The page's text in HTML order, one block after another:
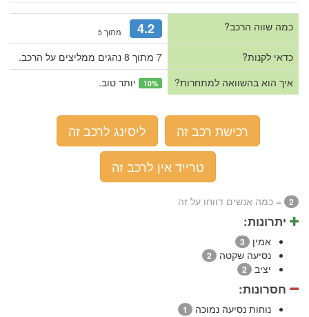
כמה שווה הרכב? 4.2 מתוך 5
כדאי לקנות?
7 מתוך 8 נהגים ממליצים על הרכב.
איך הוא בהשוואה למתחרות?
10% יותר טוב.
רכישת רכב זה
ליסינג לרכב זה
טרייד אין לרכב זה
2 = כמה אנשים דווחו על זה
יתרונות:
אמין 3
נסיעה שקטה 2
יציב 2
חסרונות:
נוחות נסיעה נמוכה 1